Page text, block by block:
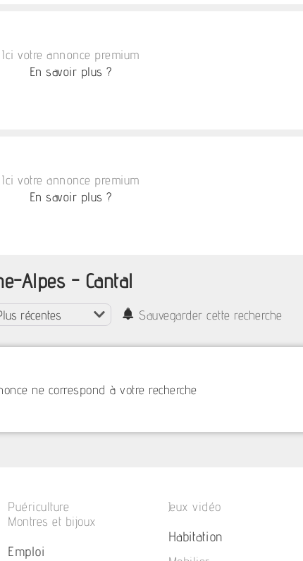
Ici votre annonce premium
En savoir plus ?
Ici votre annonce premium
En savoir plus ?
Alpes - Cantal
Sauvegarder cette recherche
ne correspond à votre recherche
Puériculture
Montres et bijoux
Emploi
Jeux vidéo
Habitation